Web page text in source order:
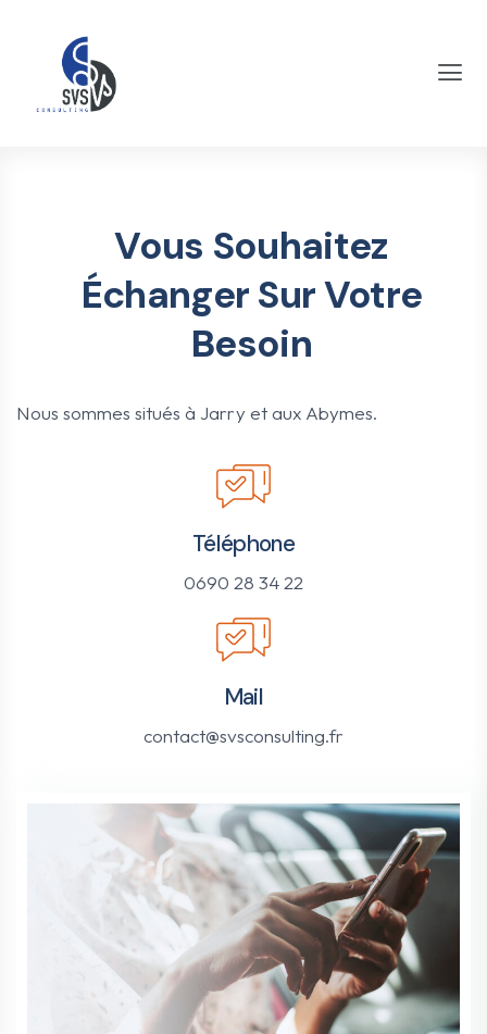
Vous Souhaitez
Échanger Sur Votre
Besoin
Nous sommes situés à Jarry et aux Abymes.
Téléphone
0690 28 34 22
Mail
contact@svsconsulting.fr